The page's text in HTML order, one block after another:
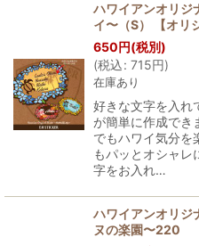
ハワイアンオリジ
イ〜（S） 【オリ
650円(税別)
(税込: 715円)
在庫あり
好きな文字を入れ
が簡単に作成でき
でもハワイ気分を
もパッとオシャ
字をお入れ…
ハワイアンオリジ
ヌの楽園〜220